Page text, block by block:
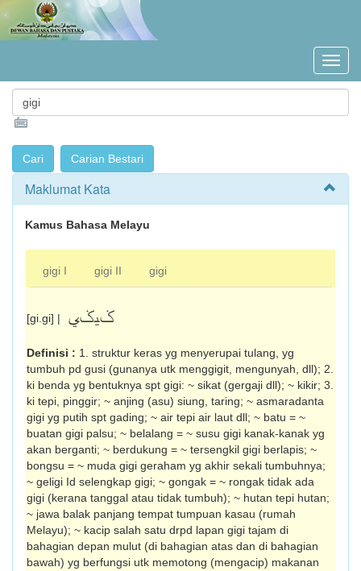
Maklumat Kata
Kamus Bahasa Melayu
gigi I gigi II gigi
[gi.gi] | ݢيݢي
Definisi : 1. struktur keras yg menyerupai tulang, yg
tumbuh pd gusi (gunanya utk menggigit, mengunyah, dll); 2.
ki benda yg bentuknya spt gigi: ~ sikat (gergaji dll); ~ kikir; 3.
ki tepi, pinggir; ~ anjing (asu) siung, taring; ~ asmaradanta
gigi yg putih spt gading; ~ air tepi air laut dll; ~ batu = ~
buatan gigi palsu; ~ belalang = ~ susu gigi kanak-kanak yg
akan berganti; ~ berdukung = ~ tersengkil gigi berlapis; ~
bongsu = ~ muda gigi geraham yg akhir sekali tumbuhnya;
~ geligi Id selengkap gigi; ~ gongak = ~ rongak tidak ada
gigi (kerana tanggal atau tidak tumbuh); ~ hutan tepi hutan;
~ jawa balak panjang tempat tumpuan kasau (rumah
Melayu); ~ kacip salah satu drpd lapan gigi tajam di
bahagian depan mulut (di bahagian atas dan di bahagian
bawah) yg berfungsi utk memotong (mengacip) makanan